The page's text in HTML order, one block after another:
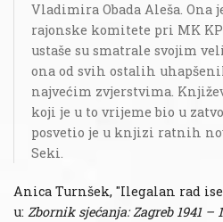
Vladimira Obada Aleša.
rajonske komitete pri MK
ustaše su smatrale svojim
ona od svih ostalih
najvećim zvjerstvima.
koji je u to vrijeme bio u
posvetio je u knjizi ratnih
Seki.
Anica Turnšek, "Ilegalan rad
u: Zbornik sjećanja: Zagreb 1941 –